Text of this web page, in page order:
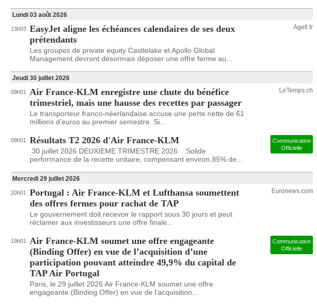
Lundi 03 août 2026
13h03 EasyJet aligne les échéances calendaires de ses deux
prétendants
Les groupes de private equity Castlelake et Apollo Global
Management devront désormais déposer une offre ferme au...
Agefi.fr
Jeudi 30 juillet 2026
09h01
Air France-KLM enregistre une chute du bénéfice
trimestriel, mais une hausse des recettes par passager
Le transporteur franco-néerlandaise accuse une perte nette de 61
millions d'euros au premier semestre. Si...
LeTemps.ch
08h01 Résultats T2 2026 d'Air France-KLM
30 juillet 2026 DEUXIEME TRIMESTRE 2026 Solide
performance de la recette unitaire, compensant environ 85% de...
Communication
Officielle
Mercredi 29 juillet 2026
20h01
Portugal : Air France-KLM et Lufthansa soumettent
des offres fermes pour rachat de TAP
Le gouvernement doit recevoir le rapport sous 30 jours et peut
réclamer aux investisseurs une offre finale...
Euronews.com
19h01
Air France-KLM soumet une offre engageante
(Binding Offer) en vue de l’acquisition d’une
participation pouvant atteindre 49,9% du capital de
TAP Air Portugal
Paris, le 29 juillet 2026 Air France-KLM soumet une offre
engageante (Binding Offer) en vue de l’acquisition...
Communication
Officielle